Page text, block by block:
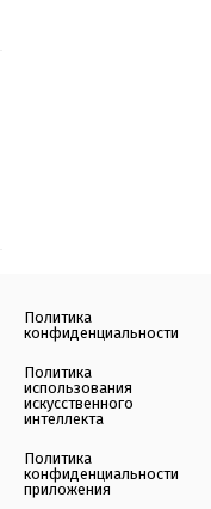
Политика
конфиденциальности
Политика
использования
искусственного
интеллекта
Политика
конфиденциальности
приложения